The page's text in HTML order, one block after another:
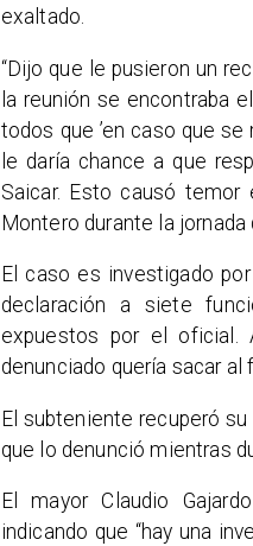
exaltado.
​“Dijo que le pusieron un
la reunión se encontraba
todos que ’en caso que
le daría chance a que
Saicar. Esto causó temor
Montero durante la jornada
​El caso es investigado
declaración a siete
expuestos por el oficial.
denunciado quería sacar
​El subteniente recuperó
que lo denunció mientras
​El mayor Claudio
indicando que “hay una